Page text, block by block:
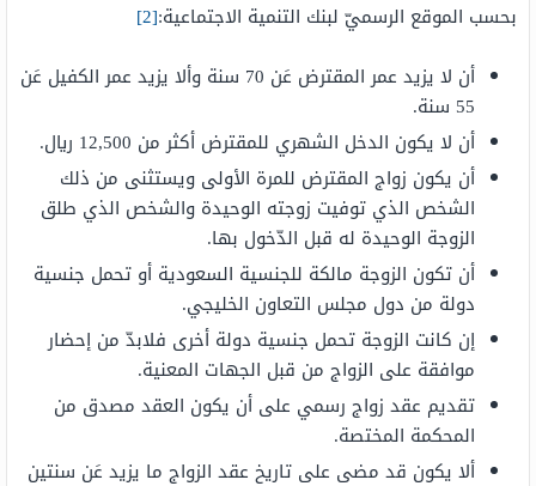
بحسب الموقع الرسميّ لبنك التنمية الاجتماعية:[2]
أن لا يزيد عمر المقترض عَن 70 سنة وألا يزيد عمر الكفيل عَن
55 سنة.
أن لا يكون الدخل الشهري للمقترض أكثر من 12,500 ريال.
أن يكون زواج المقترض للمرة الأولى ويستثنى من ذلك
الشخص الذي توفيت زوجته الوحيدة والشخص الذي طلق
الزوجة الوحيدة له قبل الدّخول بها.
أن تكون الزوجة مالكة للجنسية السعودية أو تحمل جنسية
دولة من دول مجلس التعاون الخليجي.
إن كانت الزوجة تحمل جنسية دولة أخرى فلابدّ من إحضار
موافقة على الزواج من قبل الجهات المعنية.
تقديم عقد زواج رسمي على أن يكون العقد مصدق من
المحكمة المختصة.
ألا يكون قد مضى على تاريخ عقد الزواج ما يزيد عَن سنتين